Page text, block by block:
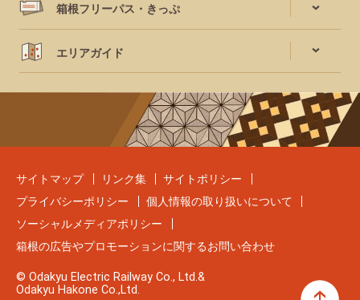
箱根フリーパス・きっぷ
エリアガイド
サイトマップ リンク集
サイトポリシー
プライバシーポリシー
個人情報の取り扱いについて
ソーシャルメディアポリシー
箱根の広告やプロモーションに関するお問い合わせ
© Odakyu Electric Railway Co., Ltd.&
Odakyu Hakone Co.,Ltd.